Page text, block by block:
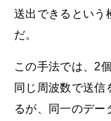
送出できるという
だ。
この手法では、2
同じ周波数で送
るが、同一のデー